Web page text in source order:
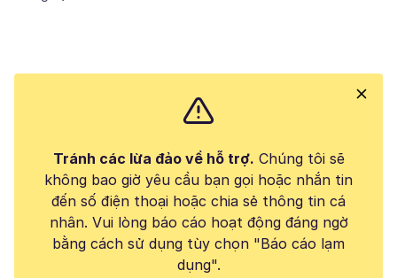
Tránh các lừa đảo về hỗ trợ. Chúng tôi sẽ
không bao giờ yêu cầu bạn gọi hoặc nhắn tin
đến số điện thoại hoặc chia sẻ thông tin cá
nhân. Vui lòng báo cáo hoạt động đáng ngờ
bằng cách sử dụng tùy chọn "Báo cáo lạm
dụng".